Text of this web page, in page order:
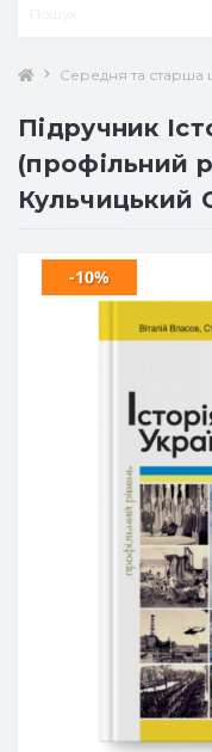
Середня та старша
Підручник
(профільний
Кульчицький
-10%